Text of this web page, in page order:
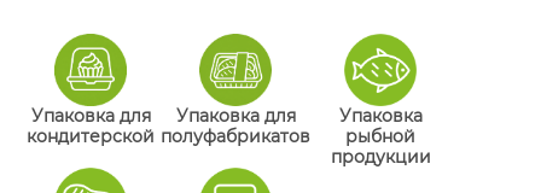
Упаковка для
кондитерской
Упаковка для
полуфабрикатов
Упаковка
рыбной
продукции